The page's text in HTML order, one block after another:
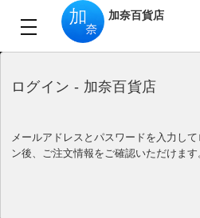
加奈百貨店
ログイン - 加奈百貨店
メールアドレスとパスワードを入力し
ン後、ご注文情報をご確認いただけます